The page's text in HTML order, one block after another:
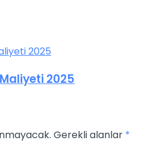
2025
Gerekli alanlar *